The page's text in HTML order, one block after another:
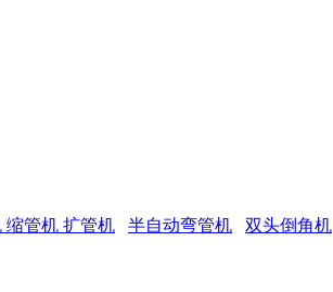
缩管机 扩管机 半自动弯管机 双头倒角机